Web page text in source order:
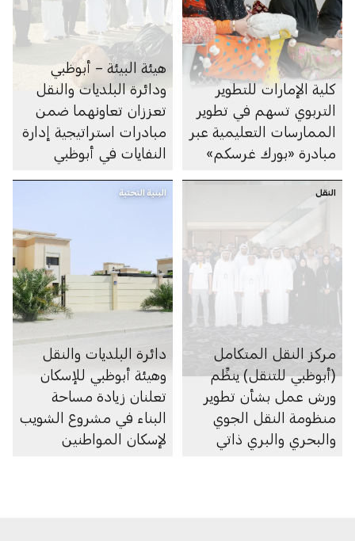
كلية الإمارات للتطوير
التربوي تسهم في تطوير
الممارسات التعليمية عبر
مبادرة «بورك غرسكم»
هيئة البيئة – أبوظبي
ودائرة البلديات والنقل
تعززان تعاونهما ضمن
مبادرات استراتيجية إدارة
النفايات في أبوظبي
النقل
مركز النقل المتكامل
(أبوظبي للتنقل) ينظِّم
ورش عمل بشأن تطوير
منظومة النقل الجوي
والبحري والبري ذاتي
البنية التحتية
دائرة البلديات والنقل
وهيئة أبوظبي للإسكان
تعلنان زيادة مساحة
البناء في مشروع الشويب
لإسكان المواطنين